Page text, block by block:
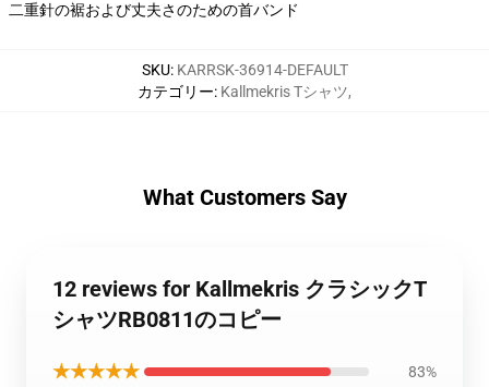
二重針の裾および丈夫さのための首バンド
SKU: KARRSK-36914-DEFAULT
カテゴリー: Kallmekris Tシャツ,
What Customers Say
12 reviews for Kallmekris クラシックT
シャツRB0811のコピー
★★★★★ 83%